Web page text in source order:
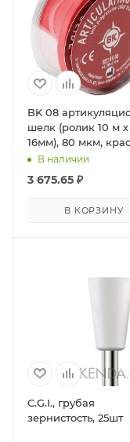
BK 08
шелк (ролик 10 м х
16мм), 80 мкм,
В наличии
3 675.65 ₽
В КОРЗИНУ
C.G.I., грубая
зернистость, 25шт